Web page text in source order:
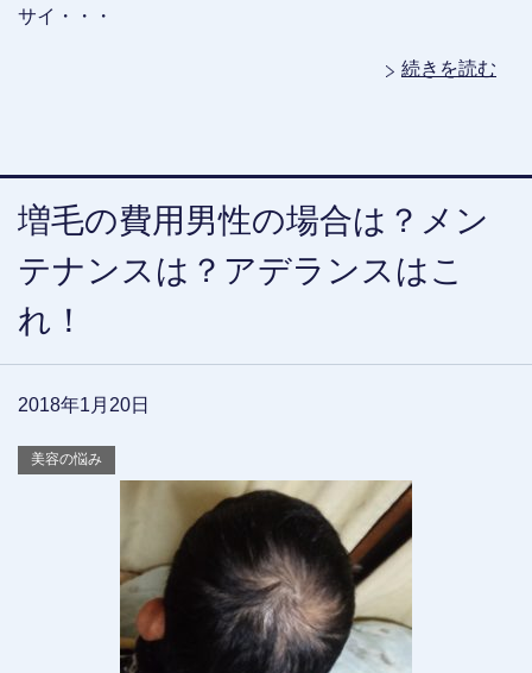
サイ・・・
続きを読む
増毛の費用男性の場合は？メン
テナンスは？アデランスはこ
れ！
2018年1月20日
美容の悩み